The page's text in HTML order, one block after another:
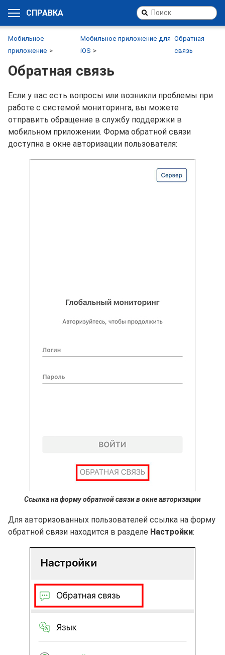
СПРАВКА
Мобильное
приложение
Мобильное приложение для
iOS
Обратная
связь
Обратная связь
Если у вас есть вопросы или возникли проблемы при
работе с системой мониторинга, вы можете
отправить обращение в службу поддержки в
мобильном приложении. Форма обратной связи
доступна в окне авторизации пользователя:
Ссылка на форму обратной связи в окне авторизации
Для авторизованных пользователей ссылка на форму
обратной связи находится в разделе Настройки: